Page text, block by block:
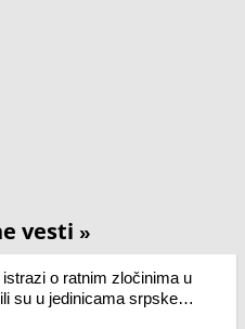
vesti »
o ratnim zločinima u
su u jedinicama srpske